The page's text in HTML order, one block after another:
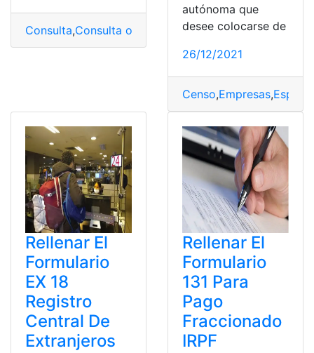
Consulta,Consulta online Formulario 046,Pagar,
autónoma que
desee colocarse de
26/12/2021
Censo,Empresas,España
Rellenar El
Formulario
EX 18
Registro
Central De
Extranjeros
Rellenar El
Formulario
131 Para
Pago
Fraccionado
IRPF